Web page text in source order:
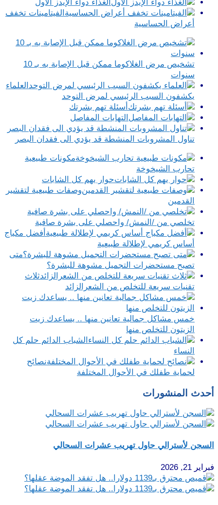
الغذاء دواء الإيدز الأول
الفيتامينات تخفف
أعراض الحساسية
تشخيص مرض الغلاكوما ممكن قبل الإصابة به بـ 10
سنوات
العلماء
يكشفون السبب الرئيسي لمرض التوحد
أسئلة تهم بشرتك
التهابات المفاصل
تناول المشروبات المنشطة قد يؤدي الى فقدان البصر
مكونات طبيعية
تحارب الشيخوخة
حوار يهم كل الشابات
وصفات طبيعية لتقشير
القدمين
تخلصي من /النمش/ واحصلي على بشرة صافية
أفضل مكياج
أساس كريمي لإطلالة طبيعية
متى
تصبح مستحضرات التجميل مشوهة للبشرة؟
ثلاث
تقنيات سريعة للتخلص من الشعرالزائد
خمس مشاكل جمالية تعانين منها .. يساعدك زيت
الزيتون للتخلص منها
الشباب الدائم حلم كل
النساء
نصائح
لحماية طفلك في الأحوال المختلفة
أحدث المنشورات
السجن لأسترالي حاول تهريب عشرات السحالي
فبراير 21, 2026